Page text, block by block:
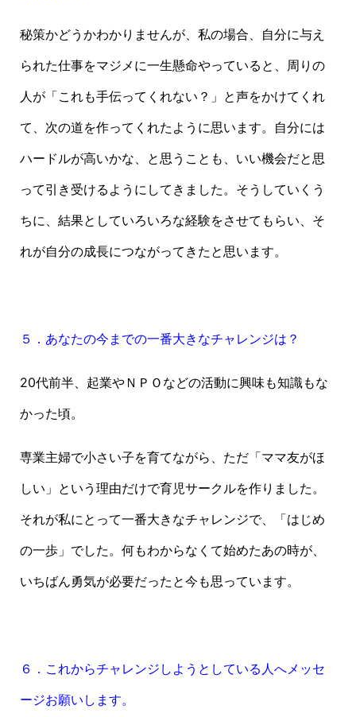
秘策かどうかわかりませんが、私の場合、自分に与え
られた仕事をマジメに一生懸命やっていると、周りの
人が「これも手伝ってくれない？」と声をかけてくれ
て、次の道を作ってくれたように思います。自分には
ハードルが高いかな、と思うことも、いい機会だと思
って引き受けるようにしてきました。そうしていくう
ちに、結果としていろいろな経験をさせてもらい、そ
れが自分の成長につながってきたと思います。
５．あなたの今までの一番大きなチャレンジは？
20代前半、起業やＮＰＯなどの活動に興味も知識もな
かった頃。
専業主婦で小さい子を育てながら、ただ「ママ友がほ
しい」という理由だけで育児サークルを作りました。
それが私にとって一番大きなチャレンジで、「はじめ
の一歩」でした。何もわからなくて始めたあの時が、
いちばん勇気が必要だったと今も思っています。
６．これからチャレンジしようとしている人へメッセ
ージお願いします。